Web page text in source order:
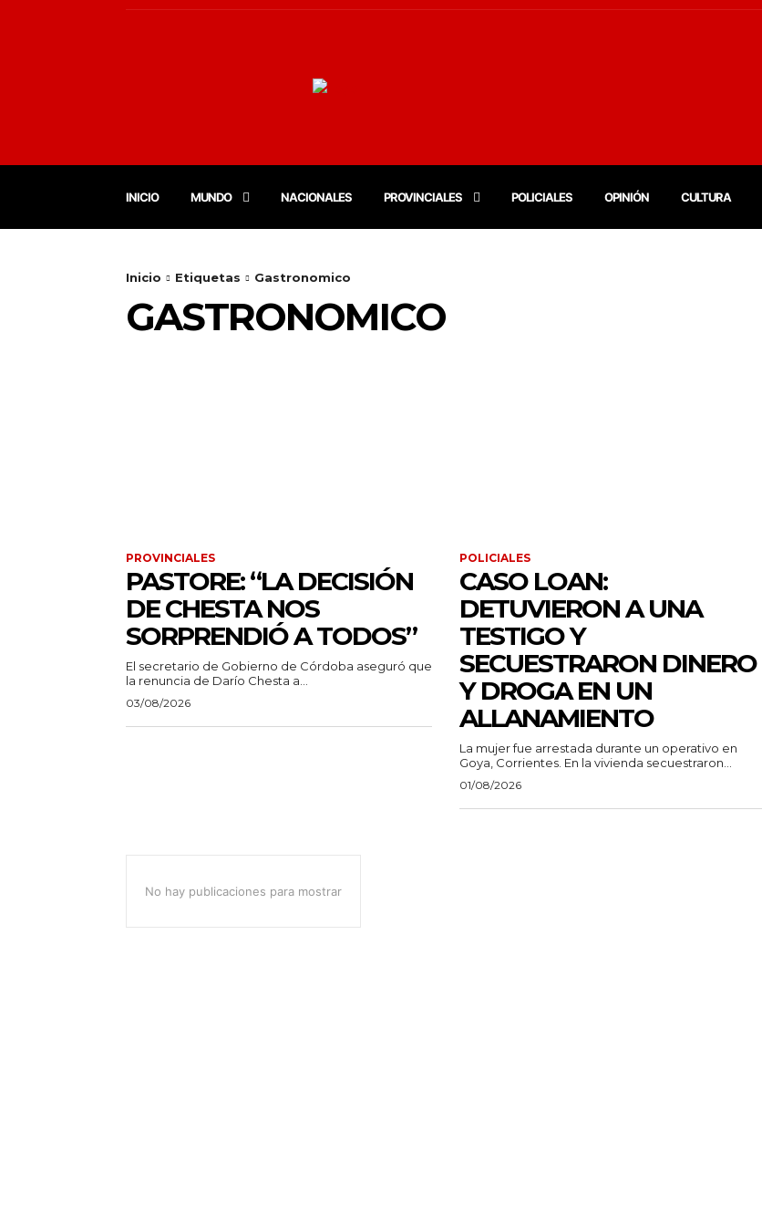
INICIO MUNDO NACIONALES PROVINCIALES POLICIALES OPINIÓN CULTURA
Inicio Etiquetas Gastronomico
GASTRONOMICO
PROVINCIALES
PASTORE: “LA DECISIÓN
DE CHESTA NOS
SORPRENDIÓ A TODOS”
El secretario de Gobierno de Córdoba aseguró que
la renuncia de Darío Chesta a...
03/08/2026
POLICIALES
CASO LOAN:
DETUVIERON A UNA
TESTIGO Y
SECUESTRARON DINERO
Y DROGA EN UN
ALLANAMIENTO
La mujer fue arrestada durante un operativo en
Goya, Corrientes. En la vivienda secuestraron...
01/08/2026
No hay publicaciones para mostrar